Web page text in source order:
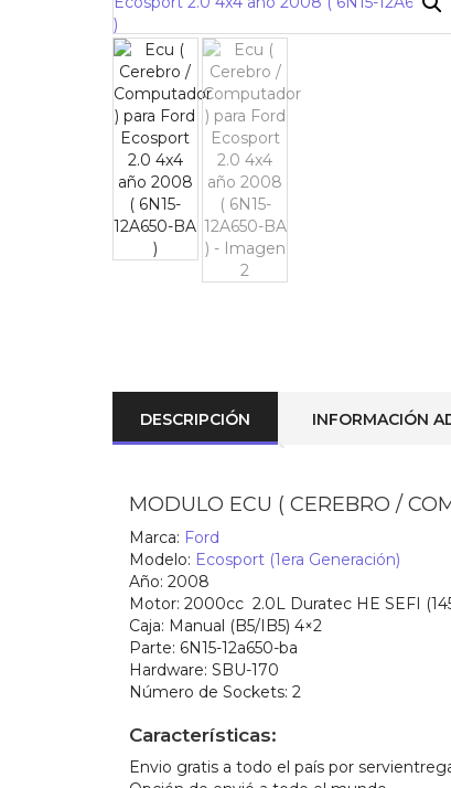
DESCRIPCIÓN INFORMACIÓN
MODULO ECU ( CEREBRO /
Marca: Ford
Modelo: Ecosport (1era Generación)
Año: 2008
Motor: 2000cc 2.0L Duratec HE SEFI
Caja: Manual (B5/IB5) 4×2
Parte: 6N15-12a650-ba
Hardware: SBU-170
Número de Sockets: 2
Características:
Envio gratis a todo el país por